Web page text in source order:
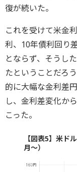
復が続いた。
これを受けて米金
利、10年債利回り
とならず、そうし
たということだろ
的に大幅な金利差
し、金利差変化か
こった。
【図表5】米ド
月～）